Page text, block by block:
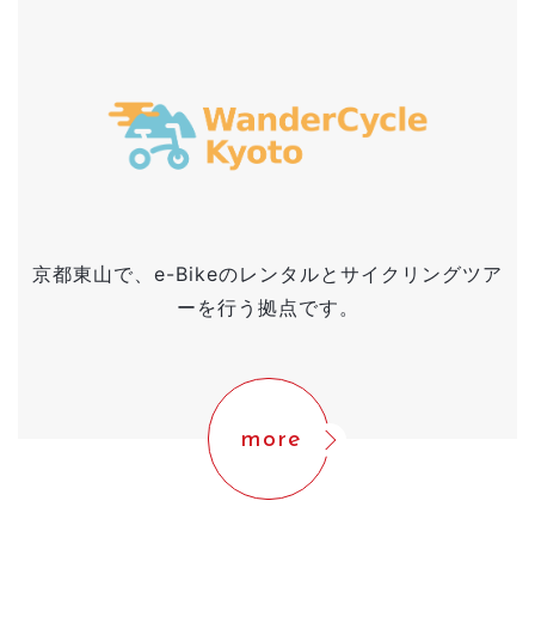
京都東山で、e-Bikeのレンタルとサイクリングツア
ーを行う拠点です。
more